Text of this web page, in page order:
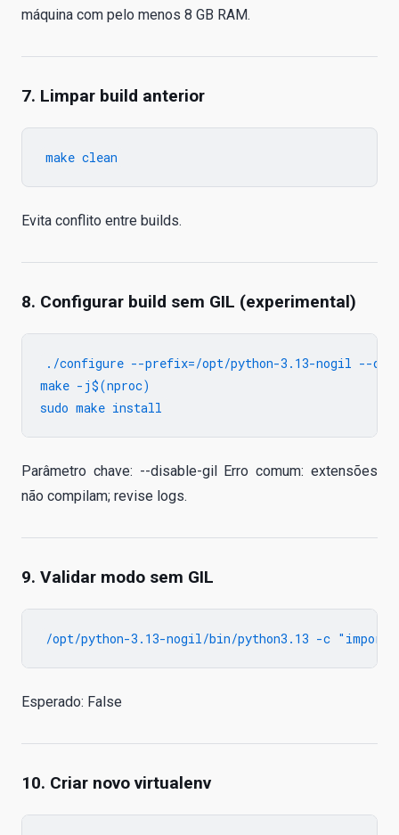
máquina com pelo menos 8 GB RAM.
7. Limpar build anterior
Evita conflito entre builds.
8. Configurar build sem GIL (experimental)
./configure --prefix=/opt/python-3.13-nogil --
make -j$(nproc)
Parâmetro chave: --disable-gil Erro comum: extensões
não compilam; revise logs.
9. Validar modo sem GIL
Esperado: False
10. Criar novo virtualenv